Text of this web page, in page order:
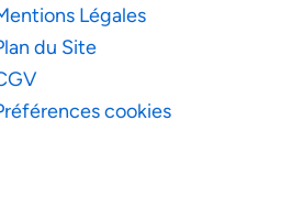
Légales
du Site
cookies